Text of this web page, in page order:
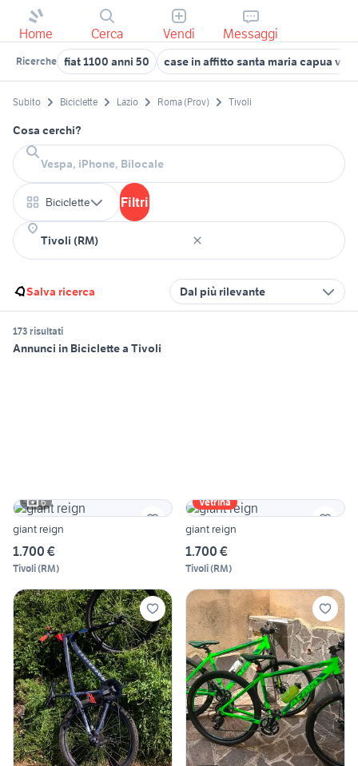
Home Cerca Vendi Messaggi
Ricerche fiat 1100 anni 50 case in affitto santa maria capua
Subito Biciclette Lazio Roma (Prov) Tivoli
Cosa cerchi?
Biciclette Filtri
Salva ricerca Dal più rilevante
173 risultati
Annunci in Biciclette a Tivoli
6
giant reign
1.700 €
Tivoli(RM)
Vetrina
giant reign
1.700 €
Tivoli(RM)